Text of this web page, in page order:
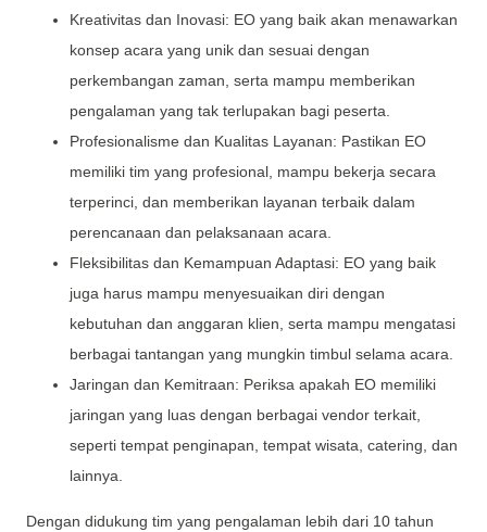
Kreativitas dan Inovasi: EO yang baik akan menawarkan
konsep acara yang unik dan sesuai dengan
perkembangan zaman, serta mampu memberikan
pengalaman yang tak terlupakan bagi peserta.
Profesionalisme dan Kualitas Layanan: Pastikan EO
memiliki tim yang profesional, mampu bekerja secara
terperinci, dan memberikan layanan terbaik dalam
perencanaan dan pelaksanaan acara.
Fleksibilitas dan Kemampuan Adaptasi: EO yang baik
juga harus mampu menyesuaikan diri dengan
kebutuhan dan anggaran klien, serta mampu mengatasi
berbagai tantangan yang mungkin timbul selama acara.
Jaringan dan Kemitraan: Periksa apakah EO memiliki
jaringan yang luas dengan berbagai vendor terkait,
seperti tempat penginapan, tempat wisata, catering, dan
lainnya.
Dengan didukung tim yang pengalaman lebih dari 10 tahun